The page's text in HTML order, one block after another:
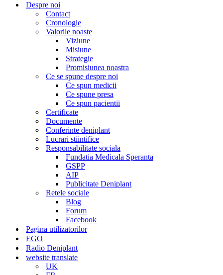
Despre noi
Contact
Cronologie
Valorile noaste
Viziune
Misiune
Strategie
Promisiunea noastra
Ce se spune despre noi
Ce spun medicii
Ce spune presa
Ce spun pacientii
Certificate
Documente
Conferinte deniplant
Lucrari stiintifice
Responsabilitate sociala
Fundatia Medicala Speranta
GSPP
AIP
Publicitate Deniplant
Retele sociale
Blog
Forum
Facebook
Pagina utilizatorilor
EGO
Radio Deniplant
website translate
UK